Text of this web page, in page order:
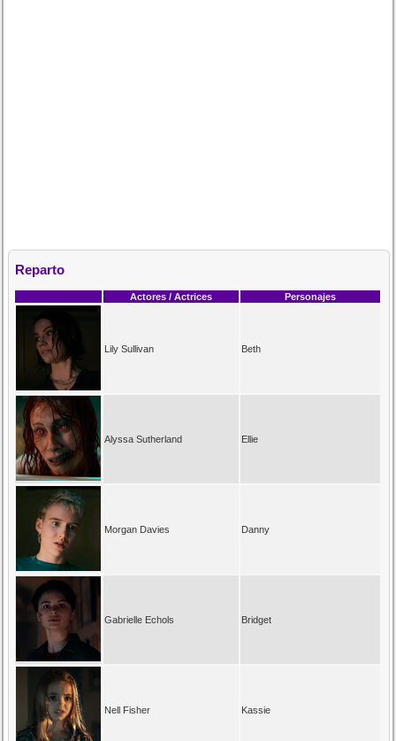
Reparto
Actores / Actrices Personajes
Lily Sullivan Beth
Alyssa Sutherland Ellie
Morgan Davies Danny
Gabrielle Echols Bridget
Nell Fisher Kassie